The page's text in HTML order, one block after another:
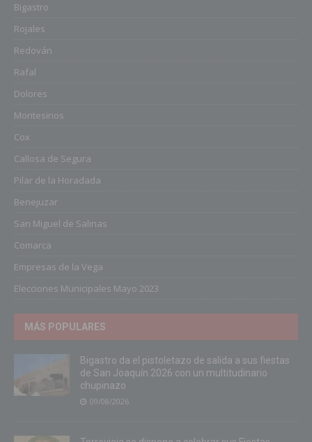
Bigastro
Rojales
Redován
Rafal
Dolores
Montesinos
Cox
Callosa de Segura
Pilar de la Horadada
Benejuzar
San Miguel de Salinas
Comarca
Empresas de la Vega
Elecciones Municipales Mayo 2023
MÁS POPULARES
Bigastro da el pistoletazo de salida a sus fiestas
de San Joaquín 2026 con un multitudinario
chupinazo
09/08/2026